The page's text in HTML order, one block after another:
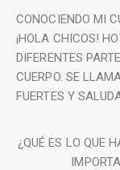
CONOCIENDO MI
¡HOLA CHICOS!
DIFERENTES
CUERPO. SE
FUERTES Y
¿QUÉ ES LO QUE